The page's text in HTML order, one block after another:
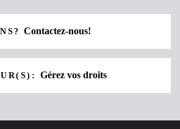
Contactez-nous!
Gérez vos droits